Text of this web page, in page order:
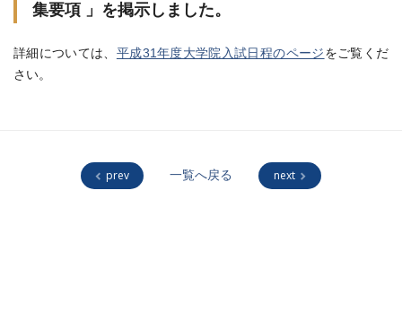
集要項 」を掲示しました。
詳細については、 平成31年度大学院入試日程のページをご覧くだ
さい。
prev 一覧へ戻る next